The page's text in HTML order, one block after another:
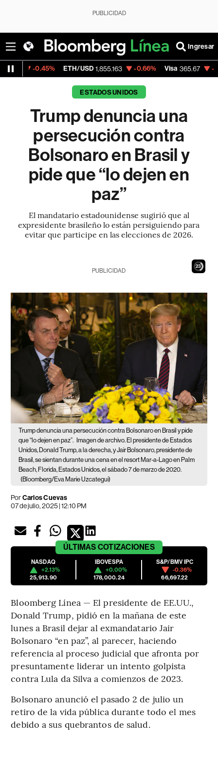
PUBLICIDAD
Ingresar
ETH/USD 1,855.163 -0.66% Visa 365.67 -0.13%
ESTADOS UNIDOS
Trump denuncia una
persecución contra
Bolsonaro en Brasil y
pide que “lo dejen en
paz”
El mandatario estadounidense sugirió que al
expresidente brasileño lo están persiguiendo para
evitar que participe en las elecciones de 2026.
22
PUBLICIDAD
Trump denuncia una persecución contra Bolsonaro en Brasil y pide
que “lo dejen en paz”. Imagen de archivo. El presidente de Estados
Unidos, Donald Trump, a la derecha, y Jair Bolsonaro, presidente de
Brasil, se sientan durante una cena en el resort Mar-a-Lago en Palm
Beach, Florida, Estados Unidos, el sábado 7 de marzo de 2020.
(Bloomberg/Eva Marie Uzcategui)
PorCarlos Cuevas
07 de julio, 2025 | 12:10 PM
ÚLTIMAS COTIZACIONES
NASDAQ
+2.13%
25,913.90
IBOVESPA
+0.00%
178,000.24
S&P/BMV IPC
-0.36%
66,697.22
Bloomberg Línea — El presidente de EE.UU.,
Donald Trump, pidió en la mañana de este
lunes a Brasil dejar al exmandatario Jair
Bolsonaro “en paz”, al parecer, haciendo
referencia al proceso judicial que afronta por
presuntamente liderar un intento golpista
contra Lula da Silva a comienzos de 2023.
Bolsonaro anunció el pasado 2 de julio un
retiro de la vida pública durante todo el mes
debido a sus quebrantos de salud.